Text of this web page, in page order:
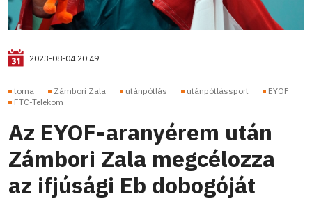
2023-08-04 20:49
torna Zámbori Zala utánpótlás utánpótlássport
EYOF
FTC-Telekom
Az EYOF-aranyérem után
Zámbori Zala megcélozza
az ifjúsági Eb dobogóját